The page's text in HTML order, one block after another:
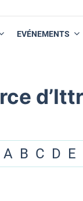
EVÉNEMENTS
A B C D E